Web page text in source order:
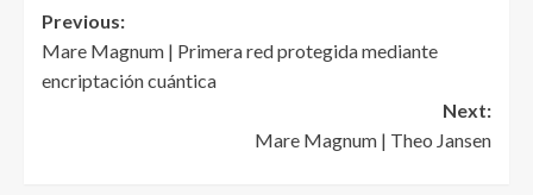
Post
navigation
Previous:
Mare Magnum | Primera red protegida mediante
encriptación cuántica
Next:
Mare Magnum | Theo Jansen